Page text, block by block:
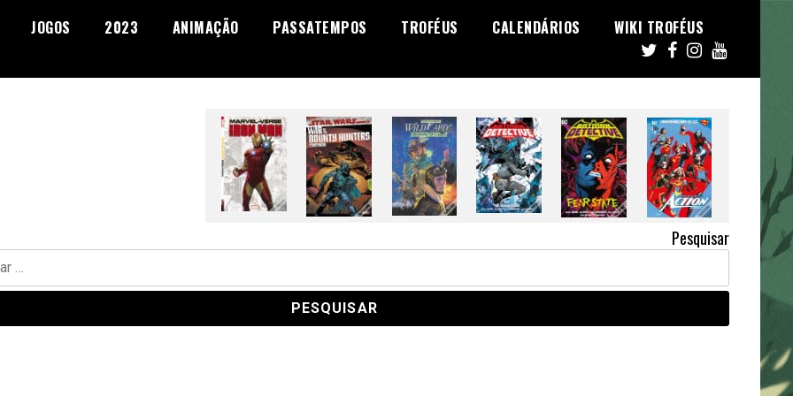
JOGOS 2023 ANIMAÇÃO PASSATEMPOS TROFÉUS CALENDÁRIOS WIKI TROFÉUS
Pesquisar